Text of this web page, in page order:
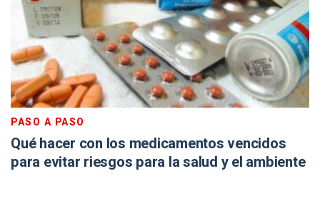
PASO A PASO
Qué hacer con los medicamentos vencidos
para evitar riesgos para la salud y el ambiente